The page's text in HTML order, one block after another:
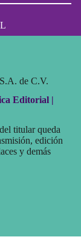
de C.V.
Editorial |
titular queda
edición
y demás